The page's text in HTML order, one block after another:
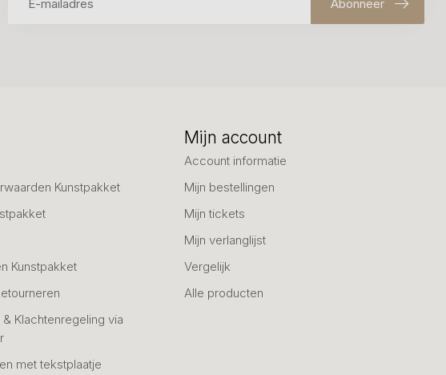
Abonneer
Kunstpakket
Kunstpakket
Klachtenregeling via
met tekstplaatje
Mijn account
Account informatie
Mijn bestellingen
Mijn tickets
Mijn verlanglijst
Vergelijk
Alle producten